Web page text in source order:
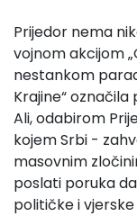
Prijedor nema
vojnom akcijom
nestankom
Krajine“ označila
Ali, odabirom
kojem Srbi -
masovnim
poslati poruka
političke i vjerske